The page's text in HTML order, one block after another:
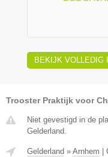
BEKIJK VOLLEDIG
Trooster Praktijk voor
Niet gevestigd in de
Gelderland.
Gelderland » Arnhem